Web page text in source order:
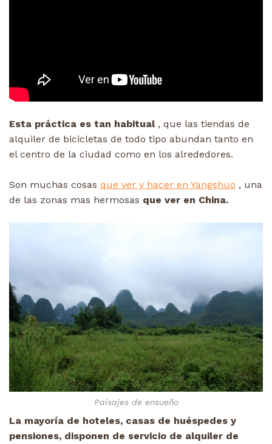
Esta práctica es tan habitual, que las tiendas de
alquiler de bicicletas de todo tipo abundan tanto en
el centro de la ciudad como en los alrededores.
Son muchas cosas que ver y hacer en Yangshuo , una
de las zonas mas hermosas que ver en China.
Paisajes de ensueño
La mayoría de hoteles, casas de huéspedes y
pensiones, disponen de servicio de alquiler de